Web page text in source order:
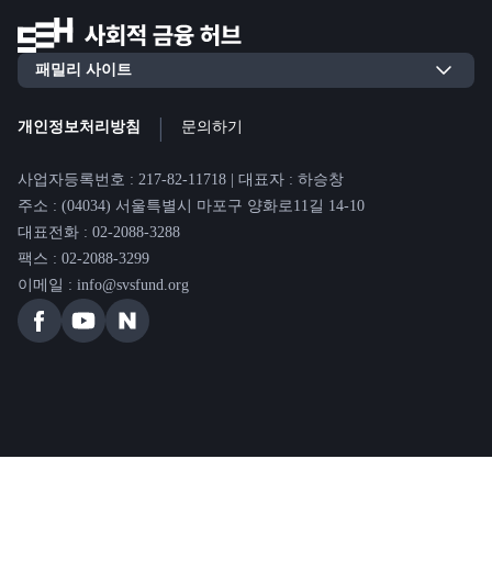
개인정보처리방침 | 문의하기
사업자등록번호 : 217-82-11718 | 대표자 : 하승창
주소 : (04034) 서울특별시 마포구 양화로11길 14-10
대표전화 : 02-2088-3288
팩스 : 02-2088-3299
이메일 : info@svsfund.org